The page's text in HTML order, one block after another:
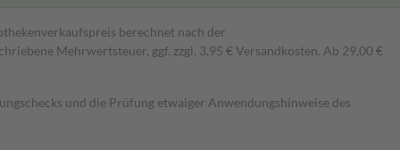
berechnet nach der
Mehrwertsteuer, ggf. zzgl. 3,95 € Versandkosten. Ab 29,00 €
und die Prüfung etwaiger Anwendungshinweise des